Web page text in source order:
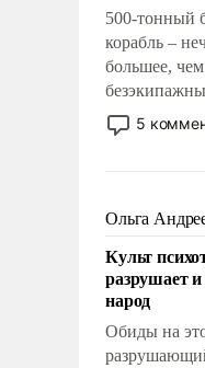
500-тонный
корабль –
большее,
применение
стало
сложна и
и ее
поднимет
5
Ольга
Культ
разрушает
народ
Обиды на